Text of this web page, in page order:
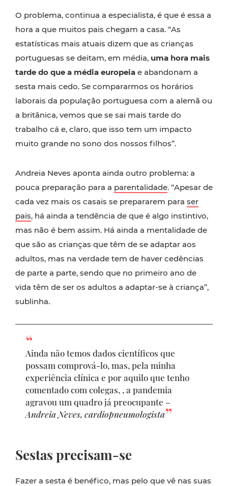
O problema, continua a especialista, é que é essa a
hora a que muitos pais chegam a casa. “As
estatísticas mais atuais dizem que as crianças
portuguesas se deitam, em média, uma hora mais
tarde do que a média europeia e abandonam a
sesta mais cedo. Se compararmos os horários
laborais da população portuguesa com a alemã ou
a britânica, vemos que se sai mais tarde do
trabalho cá e, claro, que isso tem um impacto
muito grande no sono dos nossos filhos”.
Andreia Neves aponta ainda outro problema: a
pouca preparação para a parentalidade. “Apesar de
cada vez mais os casais se prepararem para ser
pais, há ainda a tendência de que é algo instintivo,
mas não é bem assim. Há ainda a mentalidade de
que são as crianças que têm de se adaptar aos
adultos, mas na verdade tem de haver cedências
de parte a parte, sendo que no primeiro ano de
vida têm de ser os adultos a adaptar-se à criança”,
sublinha.
Ainda não temos dados científicos que
possam comprová-lo, mas, pela minha
experiência clínica e por aquilo que tenho
comentado com colegas, , a pandemia
agravou um quadro já preocupante –
Andreia Neves, cardiopneumologista
Sestas precisam-se
Fazer a sesta é benéfico, mas pelo que vê nas suas